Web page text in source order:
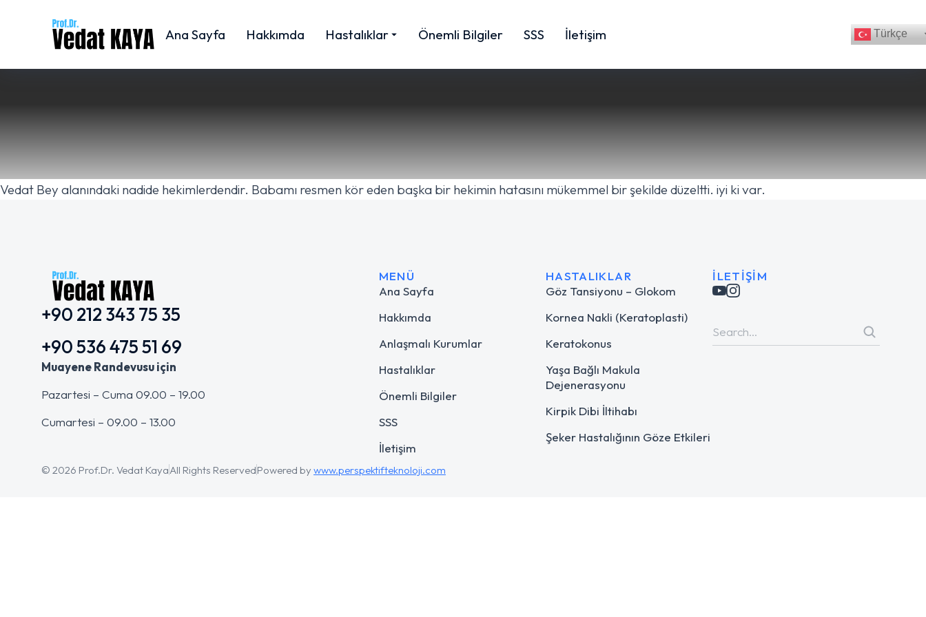
Ana Sayfa Hakkımda Hastalıklar Önemli Bilgiler SSS İletişim Türkçe
Vedat Bey alanındaki nadide hekimlerdendir. Babamı resmen kör eden başka bir hekimin hatasını mükemmel bir şekilde düzeltti. iyi ki var.
+90 212 343 75 35
+90 536 475 51 69
Muayene Randevusu için
Pazartesi – Cuma 09.00 – 19.00
Cumartesi – 09.00 – 13.00
MENÜ
Ana Sayfa
Hakkımda
Anlaşmalı Kurumlar
Hastalıklar
Önemli Bilgiler
SSS
İletişim
HASTALIKLAR
Göz Tansiyonu – Glokom
Kornea Nakli (Keratoplasti)
Keratokonus
Yaşa Bağlı Makula
Dejenerasyonu
Kirpik Dibi İltihabı
Şeker Hastalığının Göze Etkileri
İLETIŞIM
© 2026 Prof.Dr. Vedat KayaAll Rights ReservedPowered by www.perspektifteknoloji.com